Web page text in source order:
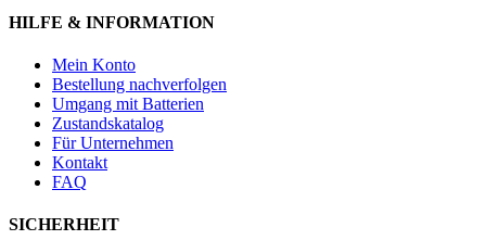
HILFE & INFORMATION
Mein Konto
Bestellung nachverfolgen
Umgang mit Batterien
Zustandskatalog
Für Unternehmen
Kontakt
FAQ
SICHERHEIT